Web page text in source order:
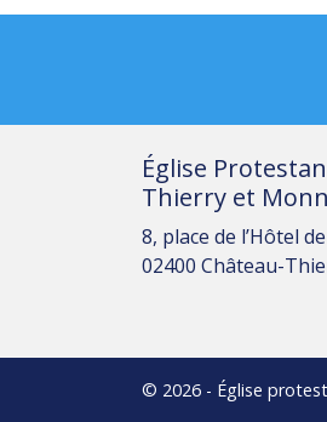
Église
Thierry et
8, place de l’Hôtel
02400 Château-
© 2026 - Église